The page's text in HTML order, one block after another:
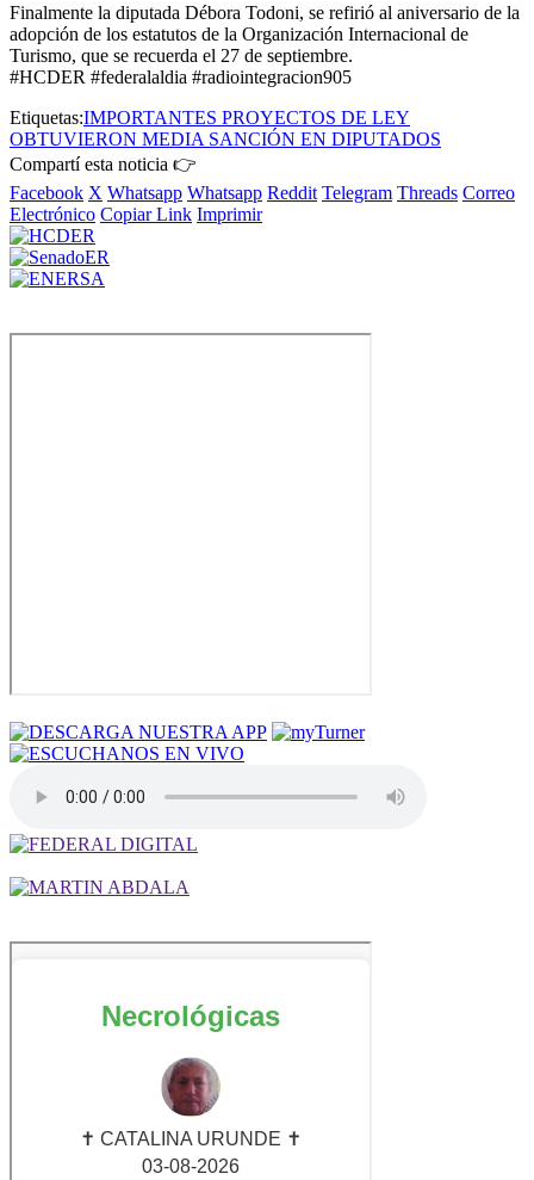
Finalmente la diputada Débora Todoni, se refirió al aniversario de la
adopción de los estatutos de la Organización Internacional de
Turismo, que se recuerda el 27 de septiembre.
#HCDER #federalaldia #radiointegracion905
Etiquetas:IMPORTANTES PROYECTOS DE LEY
OBTUVIERON MEDIA SANCIÓN EN DIPUTADOS
Compartí esta noticia 👉
Facebook X Whatsapp Whatsapp Reddit Telegram Threads Correo
Electrónico Copiar Link Imprimir